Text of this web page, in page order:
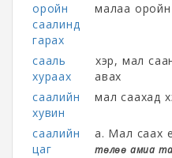
оройн
саалинд
гарах
малаа оройн
сааль
хураах
үхэр, мал
авах
саалийн
хувин
мал саахад
саалийн
цаг
а. Мал саах
төлөө амиа